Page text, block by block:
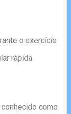
o exercício
rápida
como